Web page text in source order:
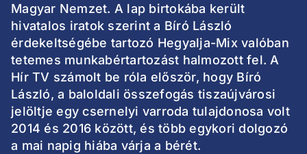
Magyar Nemzet. A lap birtokába került
hivatalos iratok szerint a Bíró László
érdekeltségébe tartozó Hegyalja-Mix valóban
tetemes munkabértartozást halmozott fel. A
Hír TV számolt be róla először, hogy Bíró
László, a baloldali összefogás tiszaújvárosi
jelöltje egy csernelyi varroda tulajdonosa volt
2014 és 2016 között, és több egykori dolgozó
a mai napig hiába várja a bérét.